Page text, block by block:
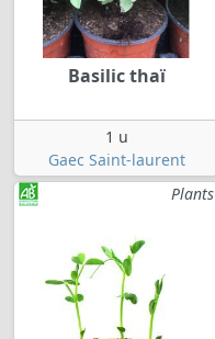
Basilic thaï
1 u
Gaec Saint-laurent
Plants